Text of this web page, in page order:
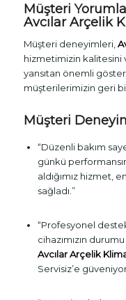
Müşteri
Avcılar Arçelik
Müşteri deneyimleri,
hizmetimizin kalitesini
yansıtan önemli
müşterilerimizin geri
Müşteri
“Düzenli bakım
günkü
aldığımız hizmet,
sağladı.”
“Profesyonel
cihazımızın
Avcılar Arçelik
Servisiz’e